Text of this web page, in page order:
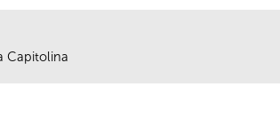
Capitolina